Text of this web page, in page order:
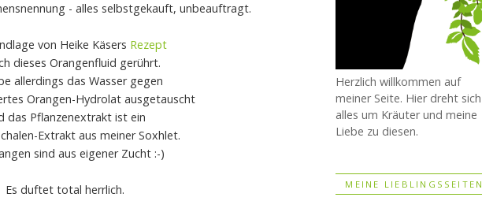
- alles selbstgekauft, unbeauftragt.
von Heike Käsers Rezept
dieses Orangenfluid gerührt.
allerdings das Wasser gegen
Orangen-Hydrolat ausgetauscht
das Pflanzenextrakt ist ein
Extrakt aus meiner Soxhlet.
sind aus eigener Zucht :-)
Es duftet total herrlich.
Herzlich willkommen auf
meiner Seite. Hier dreht sich
alles um Kräuter und meine
Liebe zu diesen.
MEINE LIEBLINGSSEITEN